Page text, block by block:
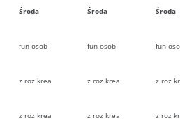
Środa Środa Środa
fun osob fun osob fun
z roz krea z roz krea z roz
z roz krea z roz krea z roz